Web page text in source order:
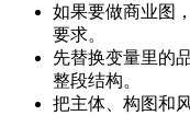
如果要做商业图
要求。
先替换变量里的
整段结构。
把主体、构图和